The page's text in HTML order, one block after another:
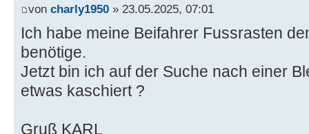
von charly1950 » 23.05.2025, 07:01
Ich habe meine Beifahrer Fussrasten
benötige.
Jetzt bin ich auf der Suche nach einer
etwas kaschiert ?
Gruß KARL